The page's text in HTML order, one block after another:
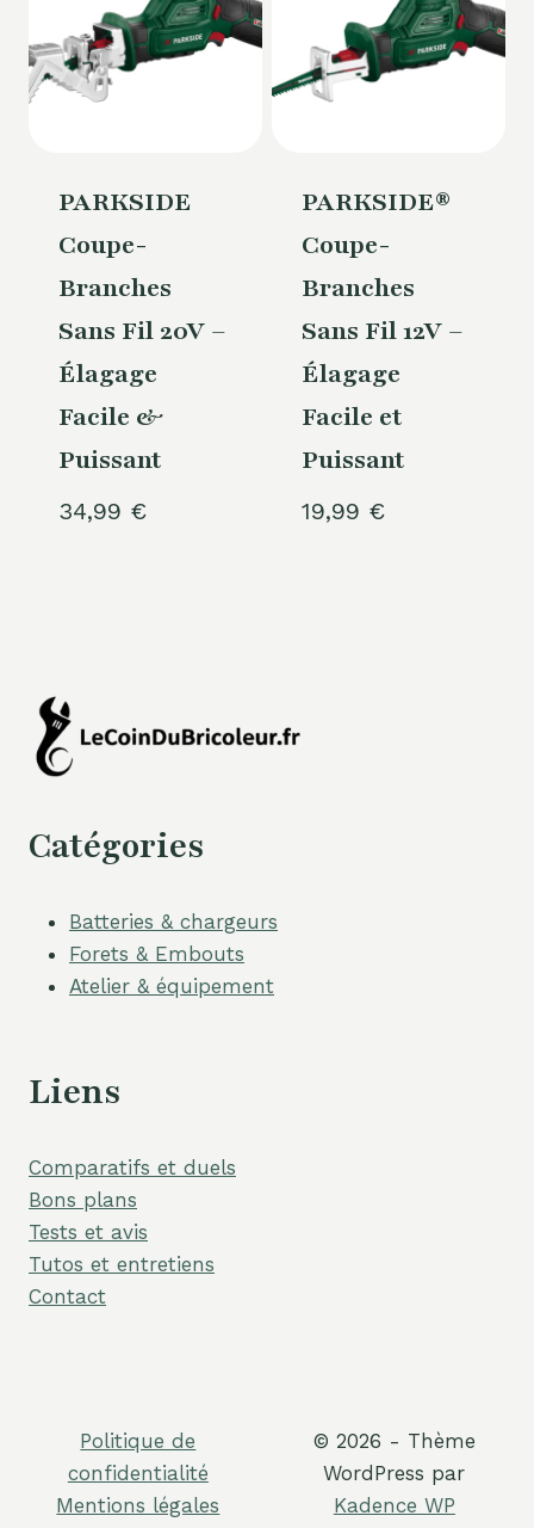
PARKSIDE
Coupe-
Branches
Sans Fil 20V –
Élagage
Facile &
Puissant
34,99 €
PARKSIDE®
Coupe-
Branches
Sans Fil 12V –
Élagage
Facile et
Puissant
19,99 €
Catégories
Batteries & chargeurs
Forets & Embouts
Atelier & équipement
Liens
Comparatifs et duels
Bons plans
Tests et avis
Tutos et entretiens
Contact
Politique de
confidentialité
Mentions légales
© 2026 - Thème
WordPress par
Kadence WP